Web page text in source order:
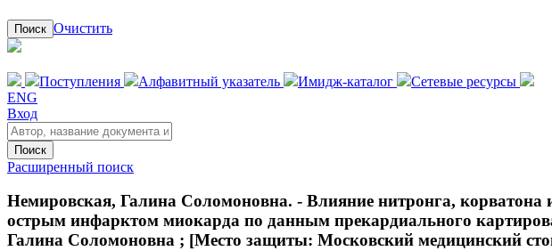
Поиск Очистить
Поступления Алфавитный указатель Имидж-каталог
Сетевые ресурсы
ENG
Вход
Поиск
Расширенный поиск
Немировская, Галина Соломоновна. - Влияние нитронга,
острым инфарктом миокарда по данным прекардиального
Галина Соломоновна ; [Место защиты: Московский медицинский